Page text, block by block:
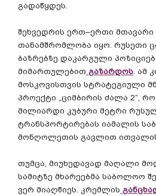
გადაწყდეს.
შეხვედრის ერთ–ერთი მთავარი
თანამშრომლობა იყო. რუსეთი
ბაზრებზე დაკარგული
მიმართულებით გაზარდოს. ამ
მოსკოვისთვის სტრატეგიული
პროექტი „ციმბირის ძალა 2“,
მილიარდი კუბური მეტრი
ტრანსპორტირებას იამალის
მონღოლეთის გავლით
თუმცა, მიუხედავად მაღალი
სამიტზე მხარეებმა საბოლოო
ვერ მიაღწიეს. კრემლის